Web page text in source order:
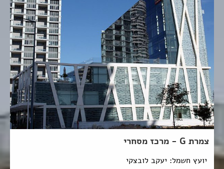
צמרת G - מרכז מסחרי
יועץ חשמל: יעקב לובצקי